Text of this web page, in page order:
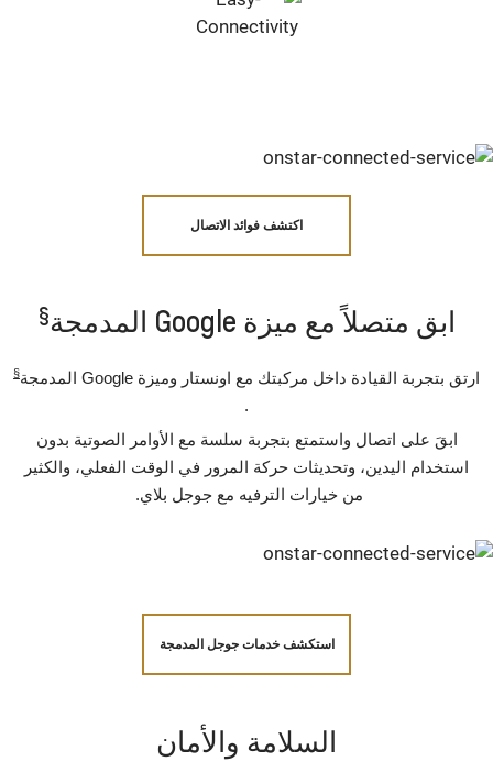
اكتشف فوائد الاتصال
ابق متصلاً مع ميزة Google المدمجة §
ارتق بتجربة القيادة داخل مركبتك مع اونستار وميزة Google المدمجة §
ابقَ على اتصال واستمتع بتجربة سلسة مع الأوامر الصوتية بدون
استخدام اليدين، وتحديثات حركة المرور في الوقت الفعلي، والكثير
من خيارات الترفيه مع جوجل بلاي.
استكشف خدمات جوجل المدمجة
السلامة والأمان‪‎